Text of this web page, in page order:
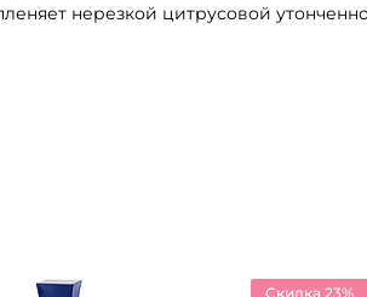
нерезкой цитрусовой
Скидка 23%